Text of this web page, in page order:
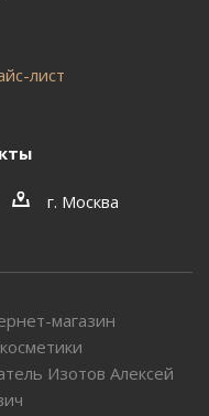
лист
г. Москва
магазин
Изотов Алексей